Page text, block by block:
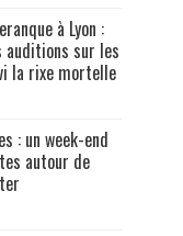
à Lyon :
auditions sur les
la rixe mortelle
: un week-end
autour de